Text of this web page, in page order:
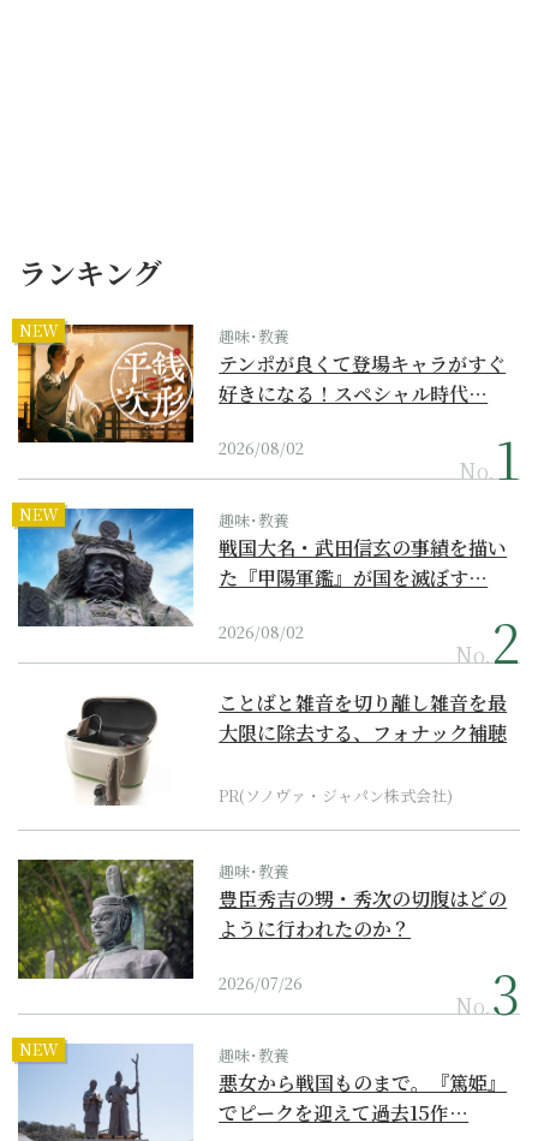
ランキング
NEW 趣味･教養
テンポが良くて登場キャラがすぐ
好きになる！スペシャル時代…
2026/08/02
No.
NEW 趣味･教養
戦国大名・武田信玄の事績を描い
た『甲陽軍鑑』が国を滅ぼす…
2026/08/02
No.
ことばと雑音を切り離し雑音を最
大限に除去する、フォナック補聴
PR(ソノヴァ・ジャパン株式会社)
趣味･教養
豊臣秀吉の甥・秀次の切腹はどの
ように行われたのか？
2026/07/26
No.
NEW 趣味･教養
悪女から戦国ものまで。『篤姫』
でピークを迎えて過去15作…